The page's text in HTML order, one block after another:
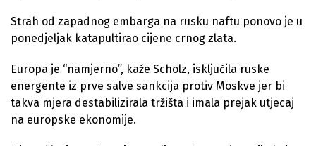
Strah od zapadnog embarga na rusku naftu ponovo je u
ponedjeljak katapultirao cijene crnog zlata.
Europa je “namjerno”, kaže Scholz, isključila ruske
energente iz prve salve sankcija protiv Moskve jer bi
takva mjera destabilizirala tržišta i imala prejak utjecaj
na europske ekonomije.